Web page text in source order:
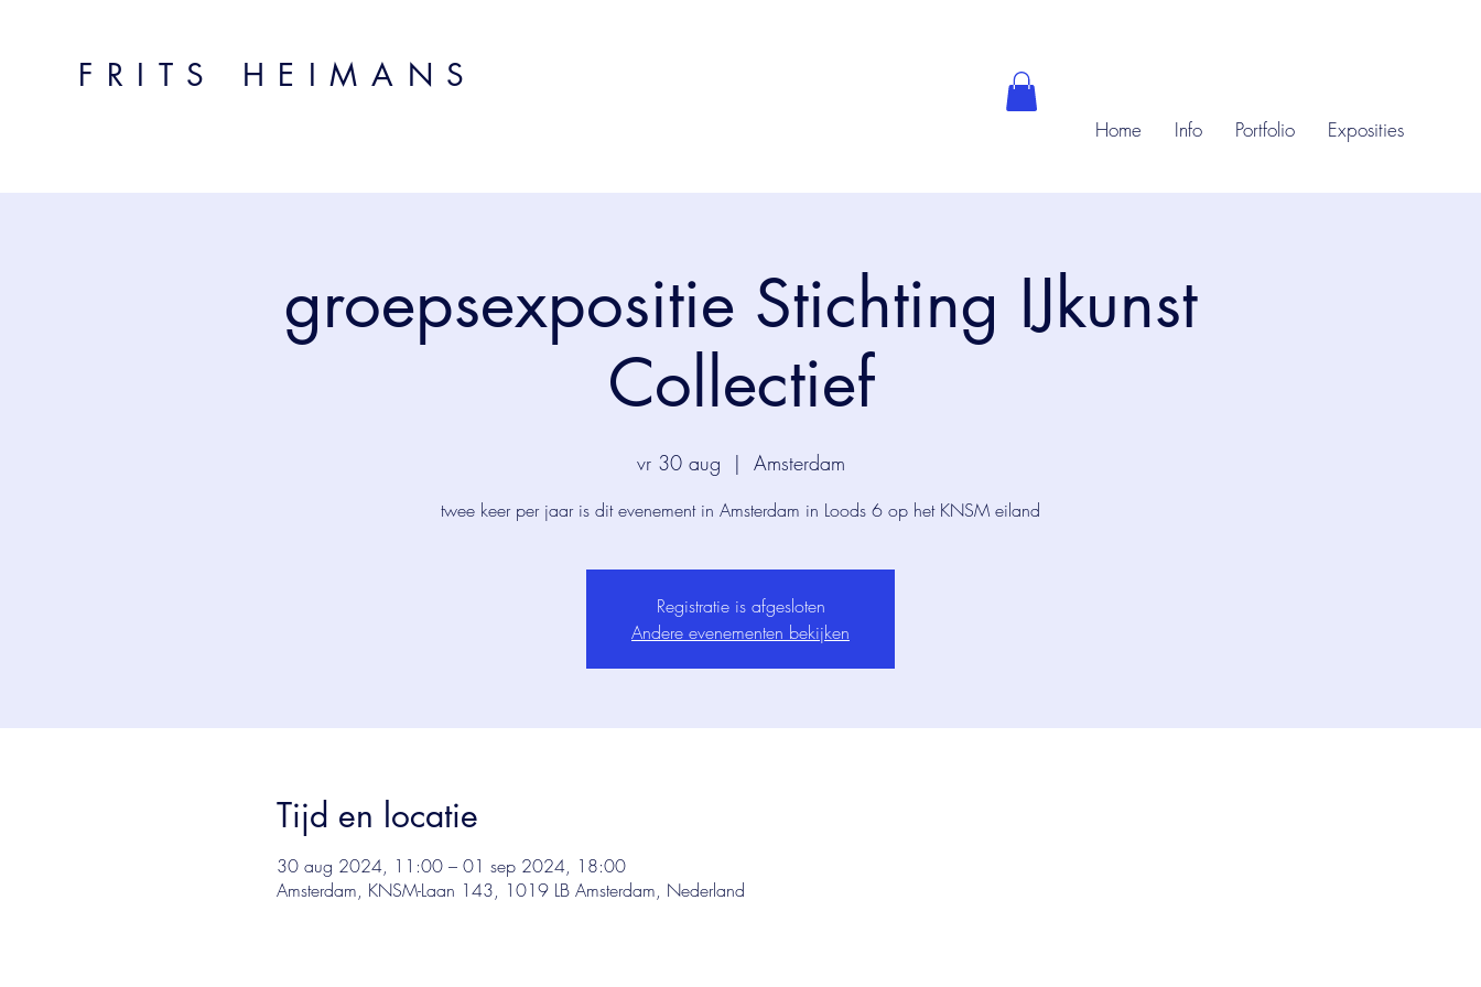
FRITS HEIMANS
Home Info Portfolio Exposities
groepsexpositie Stichting IJkunst
Collectief
vr 30 aug
  |
Amsterdam
twee keer per jaar is dit evenement in Amsterdam in Loods 6 op het KNSM eiland
Registratie is afgesloten
Andere evenementen bekijken
Tijd en locatie
30 aug 2024, 11:00 – 01 sep 2024, 18:00
Amsterdam, KNSM-Laan 143, 1019 LB Amsterdam, Nederland